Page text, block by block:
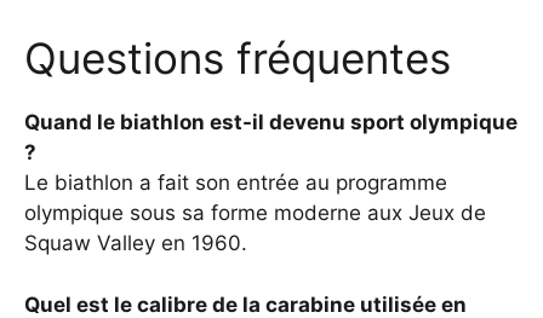
Questions fréquentes
Quand le biathlon est-il devenu sport olympique
?
Le biathlon a fait son entrée au programme
olympique sous sa forme moderne aux Jeux de
Squaw Valley en 1960.
Quel est le calibre de la carabine utilisée en